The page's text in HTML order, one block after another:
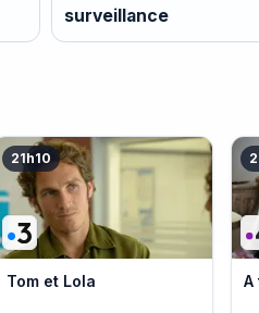
surveillance
21h10
Tom et Lola A